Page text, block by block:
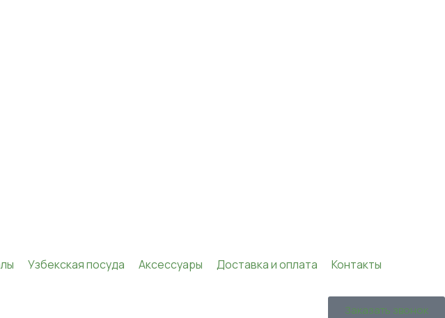
Узбекская посуда Аксессуары Доставка и оплата Контакты
Заказать звонок